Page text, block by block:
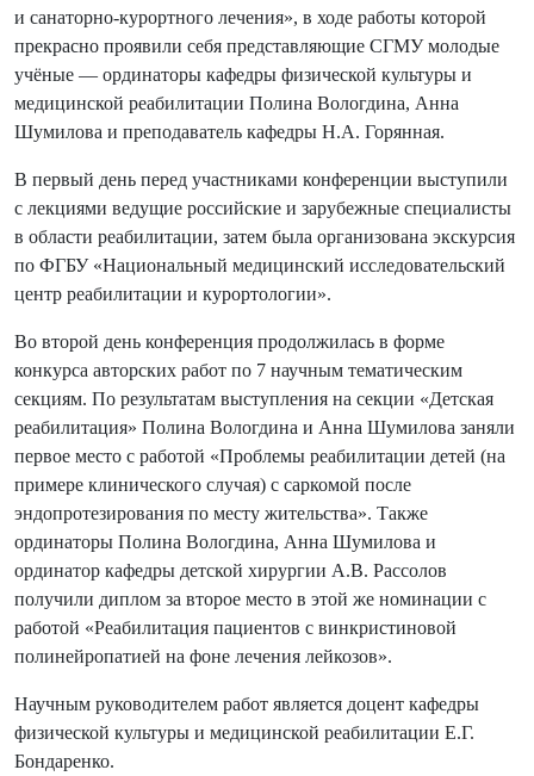
и санаторно-курортного лечения», в ходе работы которой
прекрасно проявили себя представляющие СГМУ молодые
учёные — ординаторы кафедры физической культуры и
медицинской реабилитации Полина Вологдина, Анна
Шумилова и преподаватель кафедры Н.А. Горянная.
В первый день перед участниками конференции выступили
с лекциями ведущие российские и зарубежные специалисты
в области реабилитации, затем была организована экскурсия
по ФГБУ «Национальный медицинский исследовательский
центр реабилитации и курортологии».
Во второй день конференция продолжилась в форме
конкурса авторских работ по 7 научным тематическим
секциям. По результатам выступления на секции «Детская
реабилитация» Полина Вологдина и Анна Шумилова заняли
первое место с работой «Проблемы реабилитации детей (на
примере клинического случая) с саркомой после
эндопротезирования по месту жительства». Также
ординаторы Полина Вологдина, Анна Шумилова и
ординатор кафедры детской хирургии А.В. Рассолов
получили диплом за второе место в этой же номинации с
работой «Реабилитация пациентов с винкристиновой
полинейропатией на фоне лечения лейкозов».
Научным руководителем работ является доцент кафедры
физической культуры и медицинской реабилитации Е.Г.
Бондаренко.